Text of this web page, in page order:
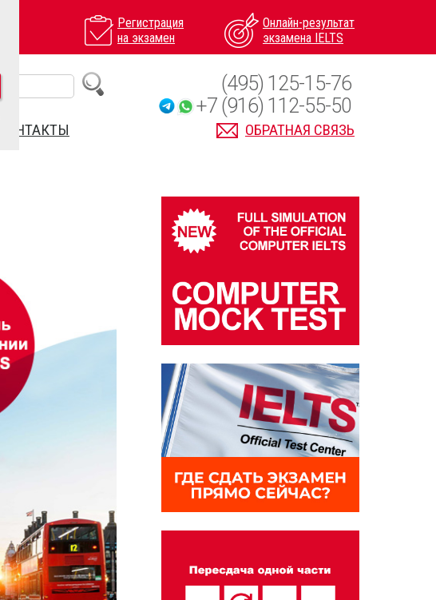
Регистрация
на экзамен
Онлайн-результат
экзамена IELTS
КОНТАКТЫ ОБРАТНАЯ СВЯЗЬ
(495) 125-15-76
+7 (916) 112-55-50